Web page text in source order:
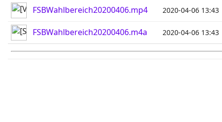
FSBWahlbereich20200406.mp4 2020-04-06 13:43
FSBWahlbereich20200406.m4a 2020-04-06 13:43